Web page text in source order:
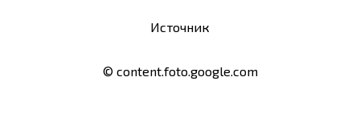
Источник
© content.foto.google.com